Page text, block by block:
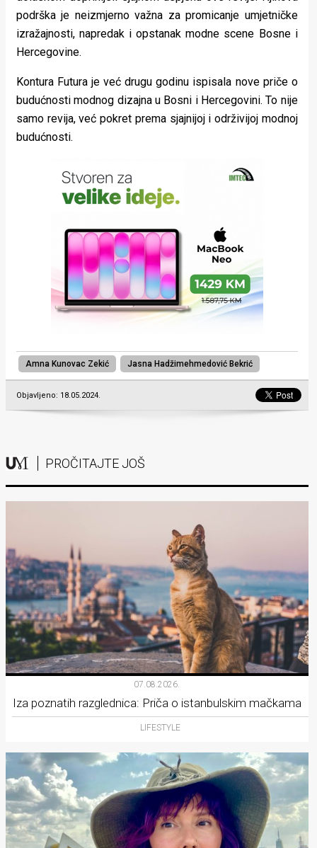
podrška je neizmjerno važna za promicanje umjetničke
izražajnosti, napredak i opstanak modne scene Bosne i
Hercegovine.
Kontura Futura je već drugu godinu ispisala nove priče o
budućnosti modnog dizajna u Bosni i Hercegovini. To nije
samo revija, već pokret prema sjajnijoj i održivijoj modnoj
budućnosti.
Amna Kunovac Zekić Jasna Hadžimehmedović Bekrić
Objavljeno: 18.05.2024.
PROČITAJTE JOŠ
07.08.2026.
Iza poznatih razglednica: Priča o istanbulskim mačkama
LIFESTYLE